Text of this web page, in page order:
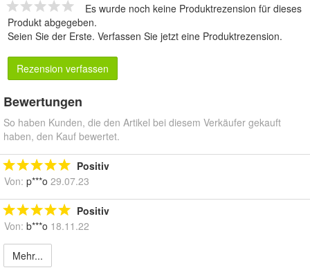
Es wurde noch keine Produktrezension für dieses
Produkt abgegeben.
Seien Sie der Erste. Verfassen Sie jetzt eine Produktrezension.
Rezension verfassen
Bewertungen
So haben Kunden, die den Artikel bei diesem Verkäufer gekauft
haben, den Kauf bewertet.
Positiv
Von: p***o 29.07.23
Positiv
Von: b***o 18.11.22
Mehr...